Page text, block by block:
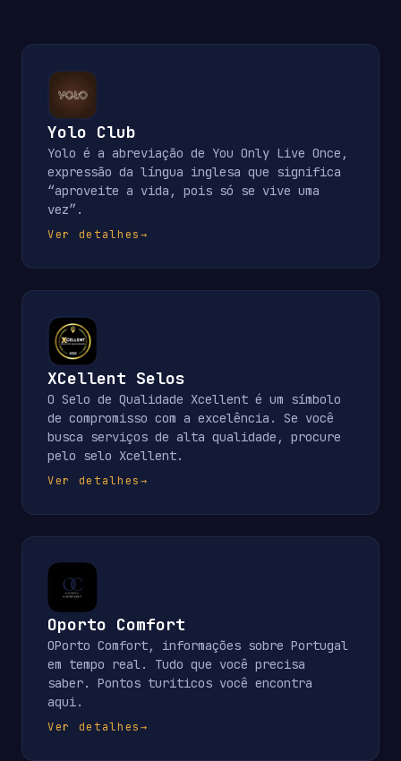
Yolo Club
Yolo é a abreviação de You Only Live Once,
expressão da língua inglesa que significa
“aproveite a vida, pois só se vive uma
vez”.
Ver detalhes→
XCellent Selos
O Selo de Qualidade Xcellent é um símbolo
de compromisso com a excelência. Se você
busca serviços de alta qualidade, procure
pelo selo Xcellent.
Ver detalhes→
Oporto Comfort
OPorto Comfort, informações sobre Portugal
em tempo real. Tudo que você precisa
saber. Pontos turiticos você encontra
aqui.
Ver detalhes→